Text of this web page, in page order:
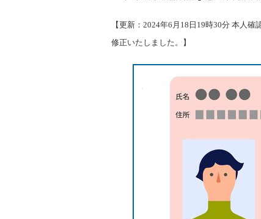
【更新：2024年6月18日19時30分 本人
修正いたしました。】